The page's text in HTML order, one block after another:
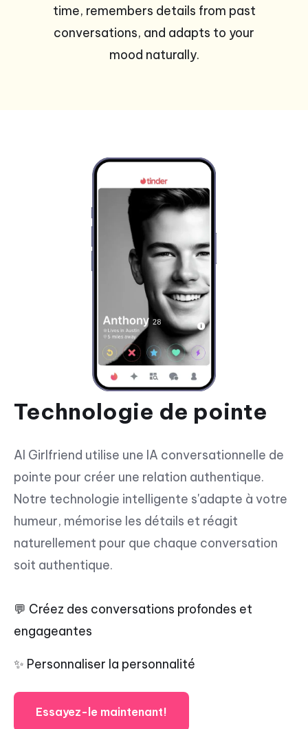
time, remembers details from past
conversations, and adapts to your
mood naturally.
Technologie de pointe
AI Girlfriend utilise une IA conversationnelle de
pointe pour créer une relation authentique.
Notre technologie intelligente s'adapte à votre
humeur, mémorise les détails et réagit
naturellement pour que chaque conversation
soit authentique.
💬 Créez des conversations profondes et
engageantes
✨ Personnaliser la personnalité
Essayez-le maintenant!